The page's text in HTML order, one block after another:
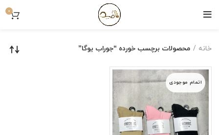
0
خانه محصولات برچسب خورده “جوراب یوگا”
اتمام موجودی